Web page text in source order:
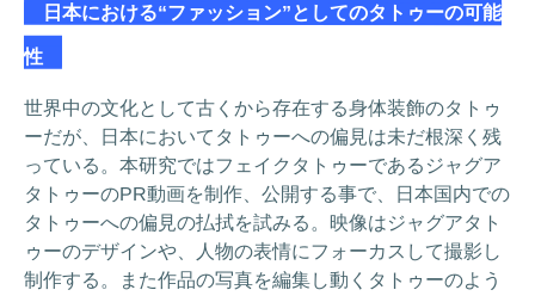
日本における“ファッション”としてのタトゥーの可能
性
世界中の文化として古くから存在する身体装飾のタトゥ
ーだが、日本においてタトゥーへの偏見は未だ根深く残
っている。本研究ではフェイクタトゥーであるジャグア
タトゥーのPR動画を制作、公開する事で、日本国内での
タトゥーへの偏見の払拭を試みる。映像はジャグアタト
ゥーのデザインや、人物の表情にフォーカスして撮影し
制作する。また作品の写真を編集し動くタトゥーのよう